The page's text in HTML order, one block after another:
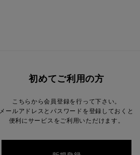
初めてご利用の方
こちらから会員登録を行って下さい。
メールアドレスとパスワードを登録しておくと
便利にサービスをご利用いただけます。